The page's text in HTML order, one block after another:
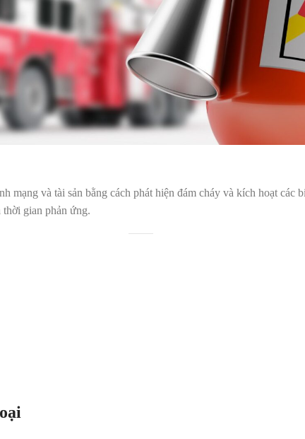
mạng và tài sản bằng cách phát hiện đám cháy và kích hoạt các
gian phản ứng.